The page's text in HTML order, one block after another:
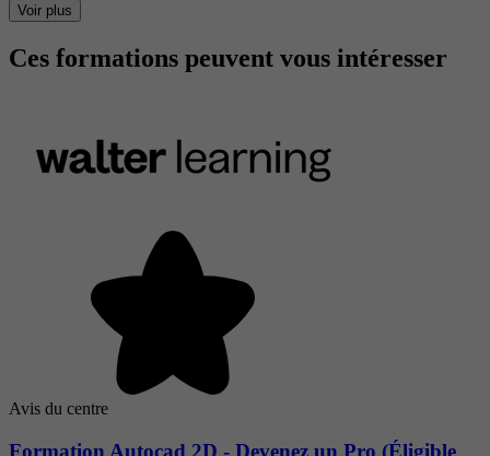
Voir plus
Ces formations peuvent vous intéresser
Avis du centre
Formation Autocad 2D - Devenez un Pro (Éligible